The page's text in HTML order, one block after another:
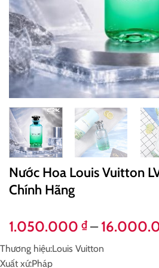
Nước Hoa Louis Vuitton
Chính Hãng
1.050.000 ₫ –
Thương hiệu:Louis Vuitton
Xuất xứ:Pháp